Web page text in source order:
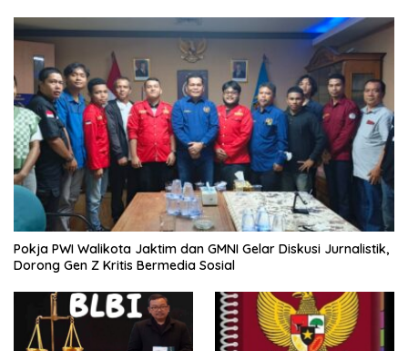
Pokja PWI Walikota Jaktim dan GMNI Gelar Diskusi Jurnalistik,
Dorong Gen Z Kritis Bermedia Sosial